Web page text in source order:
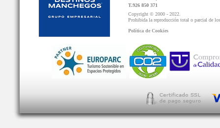
T.926 850 371
Copyright © 2000 - 2022.
Prohibida la reproducción total o parcial de
Política de Cookies